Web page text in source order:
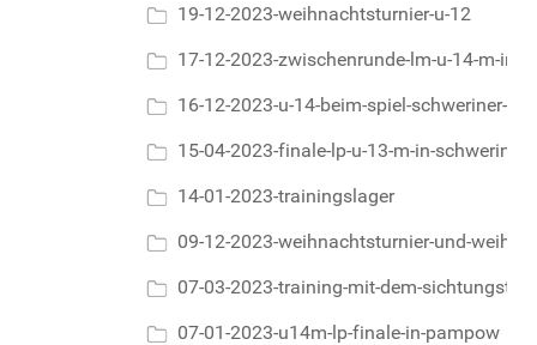
19-12-2023-weihnachtsturnier-u-12
17-12-2023-zwischenrunde-lm-u-14-m-in-
16-12-2023-u-14-beim-spiel-schweriner-
15-04-2023-finale-lp-u-13-m-in-schwerin
14-01-2023-trainingslager
09-12-2023-weihnachtsturnier-und-
07-03-2023-training-mit-dem-
07-01-2023-u14m-lp-finale-in-pampow